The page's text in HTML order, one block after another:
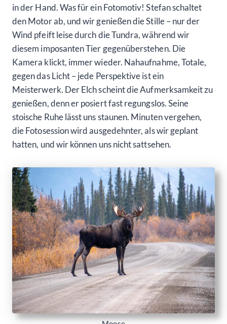
in der Hand. Was für ein Fotomotiv! Stefan schaltet
den Motor ab, und wir genießen die Stille – nur der
Wind pfeift leise durch die Tundra, während wir
diesem imposanten Tier gegenüberstehen. Die
Kamera klickt, immer wieder. Nahaufnahme, Totale,
gegen das Licht – jede Perspektive ist ein
Meisterwerk. Der Elch scheint die Aufmerksamkeit zu
genießen, denn er posiert fast regungslos. Seine
stoische Ruhe lässt uns staunen. Minuten vergehen,
die Fotosession wird ausgedehnter, als wir geplant
hatten, und wir können uns nicht sattsehen.